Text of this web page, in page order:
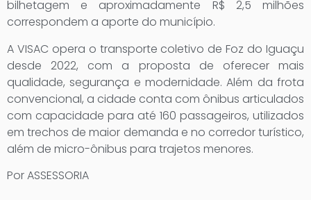
bilhetagem e aproximadamente R$ 2,5 milhões
correspondem a aporte do município.
A VISAC opera o transporte coletivo de Foz do Iguaçu
desde 2022, com a proposta de oferecer mais
qualidade, segurança e modernidade. Além da frota
convencional, a cidade conta com ônibus articulados
com capacidade para até 160 passageiros, utilizados
em trechos de maior demanda e no corredor turístico,
além de micro-ônibus para trajetos menores.
Por ASSESSORIA